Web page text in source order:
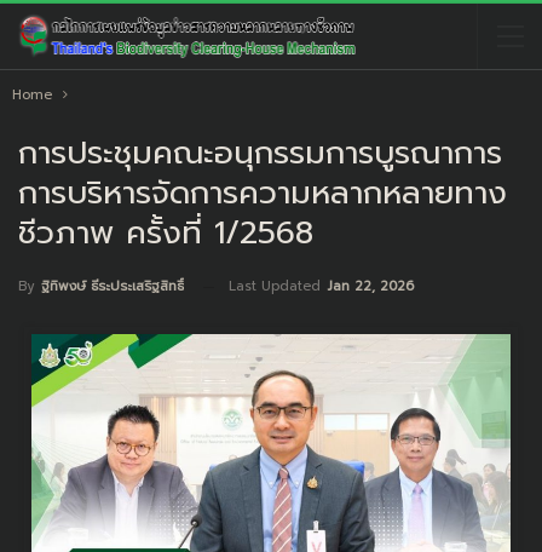
Home
การประชุมคณะอนุกรรมการบูรณาการ
การบริหารจัดการความหลากหลายทาง
ชีวภาพ ครั้งที่ 1/2568
By ฐิทิพงษ์ ธีระประเสริฐสิทธิ์ Last Updated Jan 22, 2026